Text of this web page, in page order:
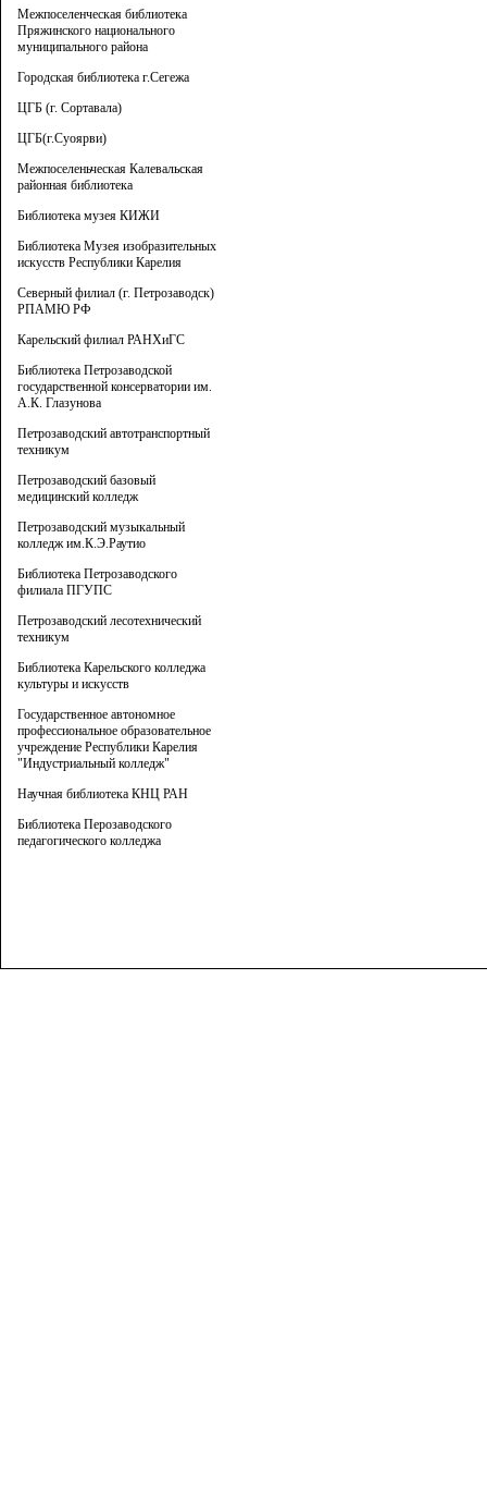
Межпоселенческая библиотека
Пряжинского национального
муниципального района
Городская библиотека г.Сегежа
ЦГБ (г. Сортавала)
ЦГБ(г.Суоярви)
Межпоселеньческая Калевальская
районная библиотека
Библиотека музея КИЖИ
Библиотека Музея изобразительных
искусств Республики Карелия
Северный филиал (г. Петрозаводск)
РПАМЮ РФ
Карельский филиал РАНХиГС
Библиотека Петрозаводской
государственной консерватории им.
А.К. Глазунова
Петрозаводский автотранспортный
техникум
Петрозаводский базовый
медицинский колледж
Петрозаводский музыкальный
колледж им.К.Э.Раутио
Библиотека Петрозаводского
филиала ПГУПС
Петрозаводский лесотехнический
техникум
Библиотека Карельского колледжа
культуры и искусств
Государственное автономное
профессиональное образовательное
учреждение Республики Карелия
"Индустриальный колледж"
Научная библиотека КНЦ РАН
Библиотека Перозаводского
педагогического колледжа